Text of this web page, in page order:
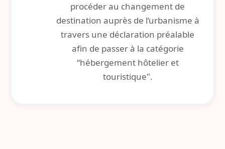
procéder au changement de
destination auprès de l’urbanisme à
travers une déclaration préalable
afin de passer à la catégorie
“hébergement hôtelier et
touristique".